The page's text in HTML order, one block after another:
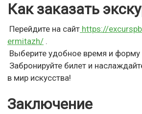
Как заказать
Перейдите на сайт https://
ermitazh/ .
Выберите удобное время и форму
Забронируйте билет и
в мир искусства!
Заключение